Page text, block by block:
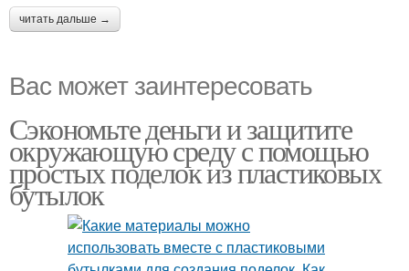
читать дальше →
Вас может заинтересовать
Сэкономьте деньги и защитите
окружающую среду с помощью
простых поделок из пластиковых
бутылок